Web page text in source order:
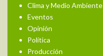
Clima y Medio Ambiente
Eventos
Opinión
Política
Producción